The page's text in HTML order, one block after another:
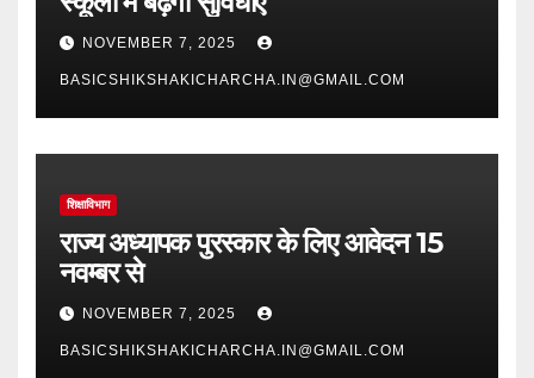
NOVEMBER 7, 2025
BASICSHIKSHAKICHARCHA.IN@GMAIL.COM
शिक्षाविभाग
राज्य अध्यापक पुरस्कार के लिए आवेदन 15
नवम्बर से
NOVEMBER 7, 2025
BASICSHIKSHAKICHARCHA.IN@GMAIL.COM